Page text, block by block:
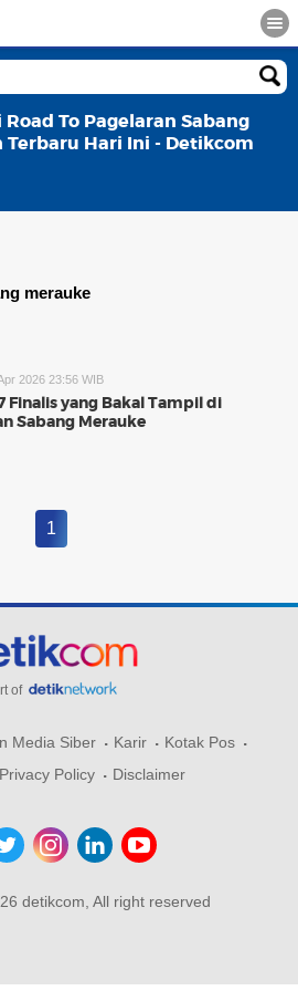
To Pagelaran Sabang
Terbaru Hari Ini - Detikcom
merauke
2026 23:56 WIB
Finalis yang Bakal Tampil di
Sabang Merauke
1
of
Media Siber Karir
Kotak Pos
Privacy Policy Disclaimer
detikcom, All right reserved